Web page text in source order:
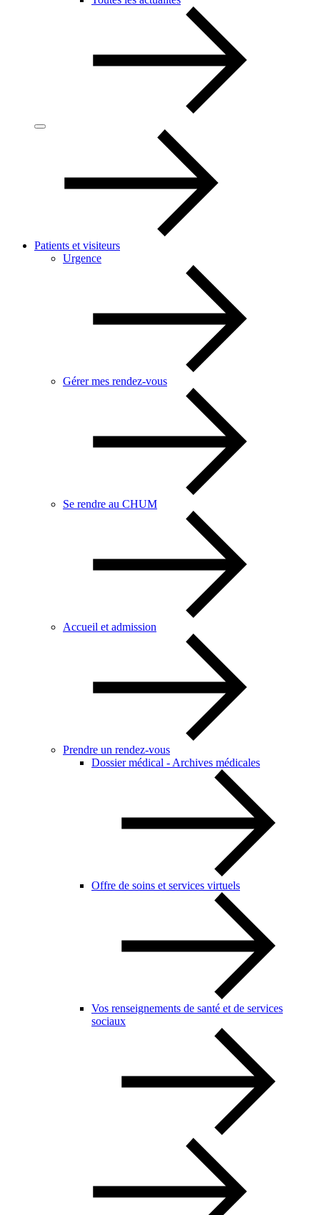
Patients et visiteurs
Urgence
Gérer mes rendez-vous
Se rendre au CHUM
Accueil et admission
Prendre un rendez-vous
Dossier médical - Archives médicales
Offre de soins et services virtuels
Vos renseignements de santé et de services
sociaux